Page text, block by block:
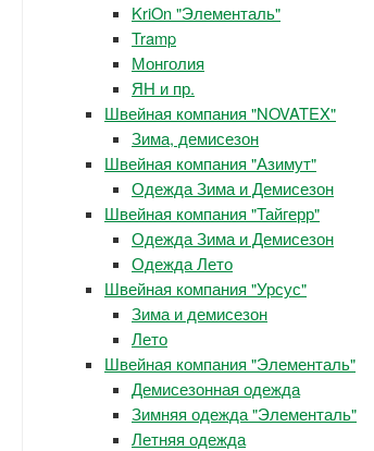
KriOn "Элементаль"
Tramp
Монголия
ЯН и пр.
Швейная компания "NOVATEX"
Зима, демисезон
Швейная компания "Азимут"
Одежда Зима и Демисезон
Швейная компания "Тайгерр"
Одежда Зима и Демисезон
Одежда Лето
Швейная компания "Урсус"
Зима и демисезон
Лето
Швейная компания "Элементаль"
Демисезонная одежда
Зимняя одежда "Элементаль"
Летняя одежда